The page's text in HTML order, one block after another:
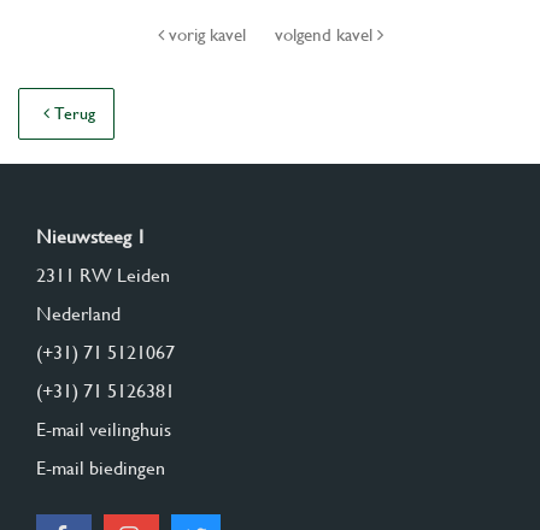
vorig kavel volgend kavel
Terug
Nieuwsteeg 1
2311 RW Leiden
Nederland
(+31) 71 5121067
(+31) 71 5126381
E-mail veilinghuis
E-mail biedingen